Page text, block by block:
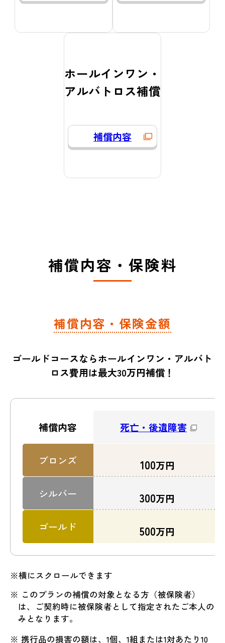
ホールインワン・
アルバトロス補償
補償内容
補償内容・保険料
補償内容・保険金額
ゴールドコースならホールインワン・アルバト
ロス費用は最大30万円補償！
補償内容
ブロンズ
シルバー
ゴールド
死亡・後遺障害
100万円
300万円
500万円
※横にスクロールできます
※ このプランの補償の対象となる方（被保険者）
は、ご契約時に被保険者として指定されたご本人の
みとなります。
※ 携行品の損害の額は、1個、1組または1対あたり10